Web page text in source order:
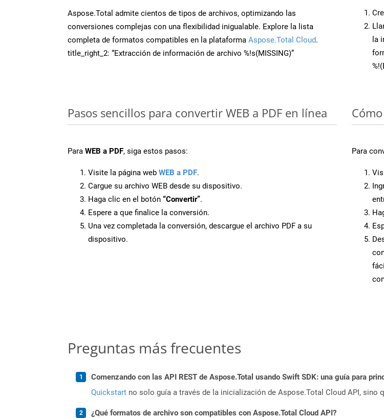
Aspose.Total admite cientos de tipos de archivos, optimizando las
conversiones complejas con una flexibilidad inigualable. Explore la lista
completa de formatos compatibles en la plataforma Aspose.Total Cloud.
title_right_2: “Extracción de información de archivo %!s(MISSING)”
la
Pasos sencillos para convertir WEB a PDF en línea
Para WEB a PDF, siga estos pasos:
Visite la página web WEB a PDF.
Cargue su archivo WEB desde su dispositivo.
Haga clic en el botón “Convertir”.
Espere a que finalice la conversión.
Una vez completada la conversión, descargue el archivo PDF a su
dispositivo.
Para
Preguntas más frecuentes
Comenzando con las API REST de Aspose.Total usando Swift SDK: una guía para
Quickstart no solo guía a través de la inicialización de Aspose.Total Cloud API,
¿Qué formatos de archivo son compatibles con Aspose.Total Cloud API?